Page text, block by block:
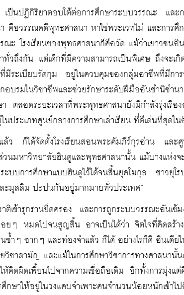
ป็นปฏิกิริยาตอบโต้ต่อการศึกษาระบบวรรณะ แล
อวรรณคดีพุทธศาสนา หาใช่พระเวทไม่ และการศึ
ะ โรงเรียนของพุทธศาสนาก็คือวัด แม้ว่าเยาวชนอิ
วถึงกัน แต่เด็กที่มีความสามารถเป็นพิเศษ ถึงจะเกิ
มีระเบียบรัดกุม อยู่ในควบคุมของกลุ่มอาชีพที่มีกา
อบรมในวิชาชีพและช่วยรักษาระดับฝีมืออันชำนิช
ษา ตลอดระยะเวลาที่พระพุทธศาสนายังมีกำลังรุ่งเ
ประเภทศูนย์กลางการศึกษาเล่าเรียน ที่ดีเด่นที่สุดใน
ล้ว ก็ได้จัดตั้งโรงเรียนสอนพระคัมภีร์กุรอ่าน และ
นมหาวิทยาลัยฮินดูและพุทธศาสนานั้น แม้บางแห่งจ
บบการศึกษาแบบฮินดูไว้ได้จนสิ้นยุคโมกุล ชาวยุโ
มุสลิม ปะปนกันอยู่มากมายทั่วประเทศ”
ติเข้ารุกรานยึดครอง และการถูกระบบวรรณะอันเข้
อยๆ หมดไปจนสูญสิ้น อาจเป็นได้ว่า จิตใจที่คิดสร้
ำๆ ซากๆ และท่องจำแล้ว ก็ได้ อย่างไรก็ดี อินเดีย
วิชาสามัญ และแม้ในการศึกษาวิชาการทางศาสนา
คิดผิดเพี้ยนไปจากความเชื่อถือเดิม อีกทั้งการมุ่งแ
ษาให้อยู่ในวงแคบจำเพาะคนจำนวนน้อยหนักเข้าไ